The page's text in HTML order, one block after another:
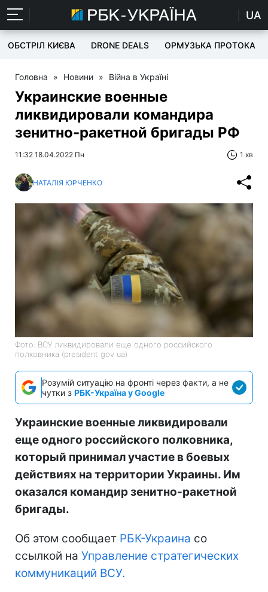
UA
ОБСТРІЛ КИЄВА DRONE DEALS ОРМУЗЬКА ПРОТОКА
Головна » Новини » Війна в Україні
Украинские военные
ликвидировали командира
зенитно-ракетной бригады РФ
11:32 18.04.2022 Пн 1 хв
НАТАЛІЯ ЮРЧЕНКО
Фото: ВСУ ликвидировали еще одного российского
полковника (president gov ua)
Розумій ситуацію на фронті через факти, а не
чутки з РБК-Україна у Google
Украинские военные ликвидировали
еще одного российского полковника,
который принимал участие в боевых
действиях на территории Украины. Им
оказался командир зенитно-ракетной
бригады.
Об этом сообщает РБК-Украина со
ссылкой на Управление стратегических
коммуникаций ВСУ.